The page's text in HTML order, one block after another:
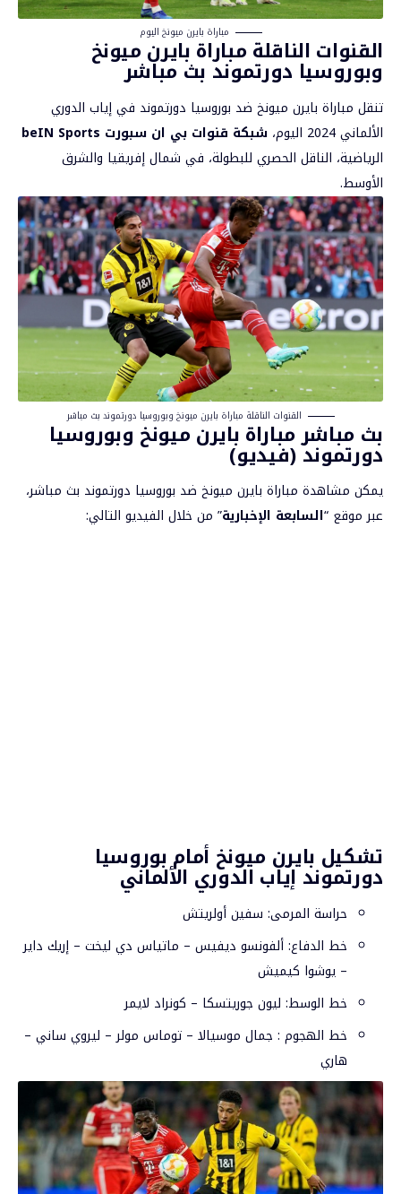
مباراة بايرن ميونخ اليوم
القنوات الناقلة مباراة بايرن ميونخ
وبوروسيا دورتموند بث مباشر
تنقل مباراة بايرن ميونخ ضد بوروسيا دورتموند في إياب الدوري
الألماني 2024 اليوم،
شبكة قنوات بي ان سبورت beIN Sports
الرياضية، الناقل الحصري للبطولة، في شمال إفريقيا والشرق
الأوسط.
القنوات الناقلة مباراة بايرن ميونخ وبوروسيا دورتموند بث مباشر
بث مباشر مباراة بايرن ميونخ وبوروسيا
دورتموند (فيديو)
يمكن مشاهدة مباراة بايرن ميونخ ضد بوروسيا دورتموند بث مباشر،
عبر موقع “السابعة الإخبارية” من خلال الفيديو التالي:
تشكيل بايرن ميونخ أمام بوروسيا
دورتموند إياب الدوري الألماني
حراسة المرمى: سفين أولريتش
خط الدفاع: ألفونسو ديفيس – ماتياس دي ليخت – إريك داير
– يوشوا كيميش
خط الوسط: ليون جوريتسكا – كونراد لايمر
خط الهجوم : جمال موسيالا – توماس مولر – ليروي ساني –
هاري